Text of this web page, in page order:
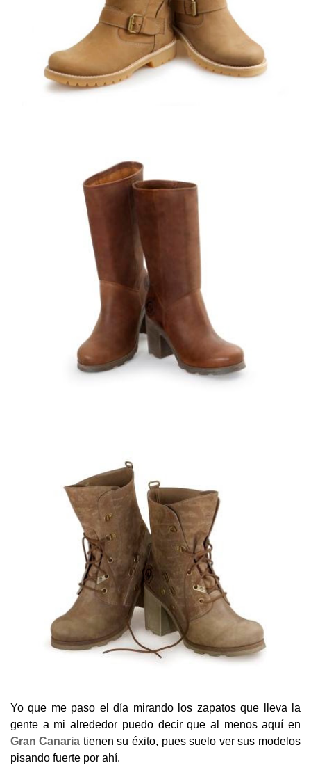
Yo que me paso el día mirando los zapatos que lleva la
gente a mi alrededor puedo decir que al menos aquí en
Gran Canaria tienen su éxito, pues suelo ver sus modelos
pisando fuerte por ahí.